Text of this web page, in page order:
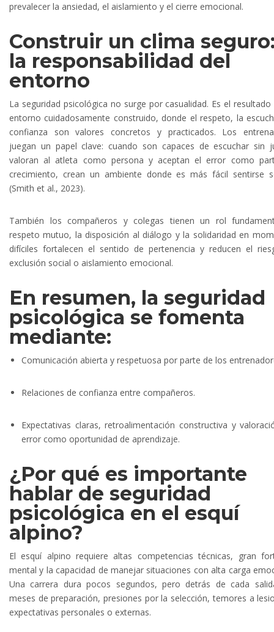
prevalecer la ansiedad, el aislamiento y el cierre emocional.
Construir un clima
la responsabilidad del
entorno
La seguridad psicológica no surge por casualidad. Es el resultado
entorno cuidadosamente construido, donde el respeto, la
confianza son valores concretos y practicados. Los
juegan un papel clave: cuando son capaces de escuchar sin
valoran al atleta como persona y aceptan el error como
crecimiento, crean un ambiente donde es más fácil sentirse
(Smith et al., 2023).
También los compañeros y colegas tienen un rol
respeto mutuo, la disposición al diálogo y la solidaridad en
difíciles fortalecen el sentido de pertenencia y reducen el
exclusión social o aislamiento emocional.
En resumen, la seguridad
psicológica se fomenta
mediante:
Comunicación abierta y respetuosa por parte de los
Relaciones de confianza entre compañeros.
Expectativas claras, retroalimentación constructiva y
error como oportunidad de aprendizaje.
¿Por qué es importante
hablar de seguridad
psicológica en el esquí
alpino?
El esquí alpino requiere altas competencias técnicas, gran
mental y la capacidad de manejar situaciones con alta carga
Una carrera dura pocos segundos, pero detrás de cada
meses de preparación, presiones por la selección, temores a
expectativas personales o externas.